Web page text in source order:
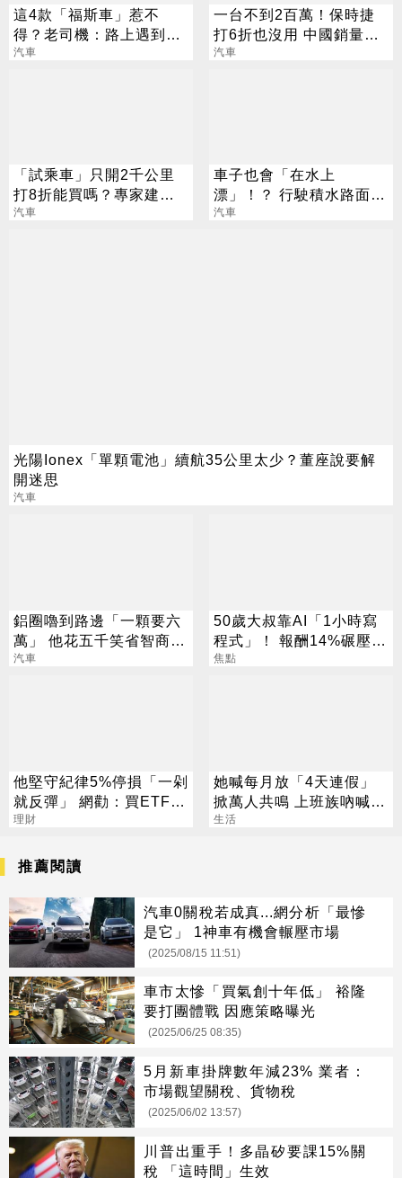
這4款「福斯車」惹不
得？老司機：路上遇到閃
遠點
汽車
一台不到2百萬！保時捷
打6折也沒用 中國銷量仍
下滑3成
汽車
「試乘車」只開2千公里
打8折能買嗎？專家建議
先建立一個觀念
汽車
車子也會「在水上
漂」！？ 行駛積水路面
你不能不知道的事
汽車
光陽Ionex「單顆電池」續航35公里太少？董座說要解
開迷思
汽車
鋁圈嚕到路邊「一顆要六
萬」 他花五千笑省智商稅
網喊：這樣更省
汽車
50歲大叔靠AI「1小時寫
程式」！ 報酬14%碾壓標
普 直接辭職去炒股
焦點
他堅守紀律5%停損「一剁
就反彈」 網勸：買ETF刪
App
理財
她喊每月放「4天連假」
掀萬人共鳴 上班族吶喊：
這樣才活得像人
生活
推薦閱讀
汽車0關稅若成真...網分析「最慘
是它」 1神車有機會輾壓市場
(2025/08/15 11:51)
車市太慘「買氣創十年低」 裕隆
要打團體戰 因應策略曝光
(2025/06/25 08:35)
5月新車掛牌數年減23% 業者：
市場觀望關稅、貨物稅
(2025/06/02 13:57)
川普出重手！多晶矽要課15%關
稅 「這時間」生效